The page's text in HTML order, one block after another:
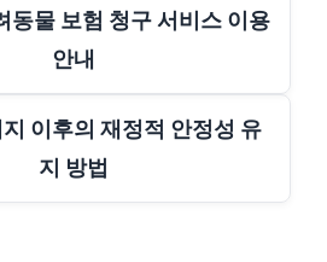
동물 보험 청구 서비스 이용
안내
이후의 재정적 안정성 유
지 방법